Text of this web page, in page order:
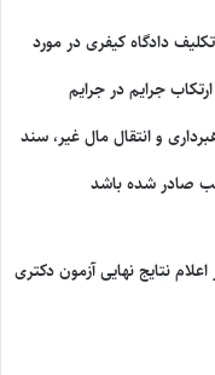
دادگاه کیفری در مورد
جرایم در جرایم
و انتقال مال غیر، سند
صادر شده باشد
نتایج نهایی آزمون دکتری